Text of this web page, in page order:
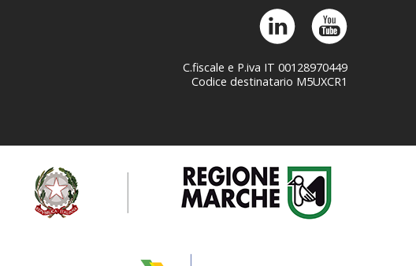
C.fiscale e P.iva IT 00128970449
Codice destinatario M5UXCR1